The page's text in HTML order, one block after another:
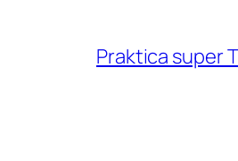
Praktica super